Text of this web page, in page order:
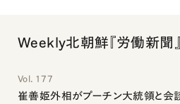
Weekly北朝鮮『労働新聞』
Vol. 177
崔善姫外相がプーチン大統領と会